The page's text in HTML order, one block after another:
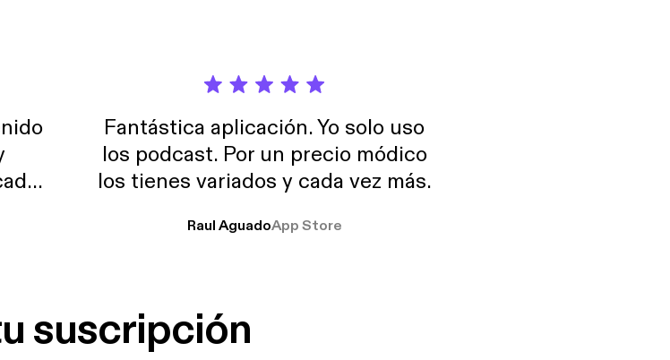
Fantástica aplicación. Yo solo uso
los podcast. Por un precio módico
los tienes variados y cada vez más.
Raul AguadoApp Store
suscripción